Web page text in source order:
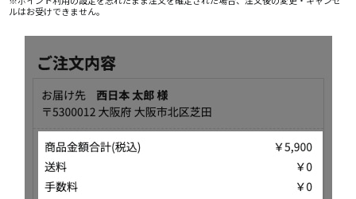
ルはお受けできません。